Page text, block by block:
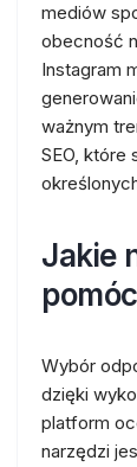
mediów
obecność
Instagram
ważnym
SEO, które
Jakie
Wybór
dzięki
platform
narzędzi